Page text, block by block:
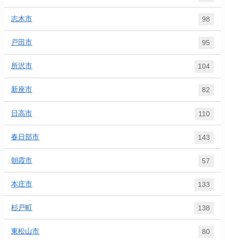
志木市 98
戸田市 95
所沢市 104
新座市 82
日高市 110
春日部市 143
朝霞市 57
本庄市 133
杉戸町 138
東松山市 80